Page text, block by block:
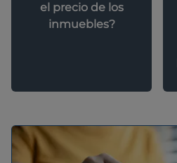
el precio de los
inmuebles?